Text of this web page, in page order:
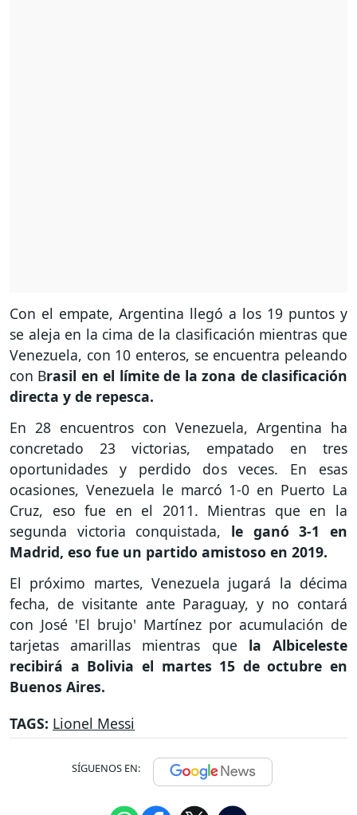
Con el empate, Argentina llegó a los 19 puntos y
se aleja en la cima de la clasificación mientras que
Venezuela, con 10 enteros, se encuentra peleando
con Brasil en el límite de la zona de clasificación
directa y de repesca.
En 28 encuentros con Venezuela, Argentina ha
concretado 23 victorias, empatado en tres
oportunidades y perdido dos veces. En esas
ocasiones, Venezuela le marcó 1-0 en Puerto La
Cruz, eso fue en el 2011. Mientras que en la
segunda victoria conquistada, le ganó 3-1 en
Madrid, eso fue un partido amistoso en 2019.
El próximo martes, Venezuela jugará la décima
fecha, de visitante ante Paraguay, y no contará
con José 'El brujo' Martínez por acumulación de
tarjetas amarillas mientras que la Albiceleste
recibirá a Bolivia el martes 15 de octubre en
Buenos Aires.
TAGS: Lionel Messi
SÍGUENOS EN: